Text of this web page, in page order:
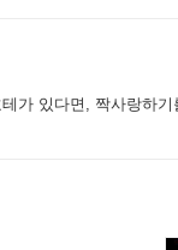
가 있다면, 짝사랑하기